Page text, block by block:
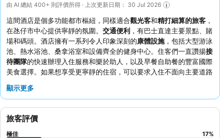
由 AI 總結 400+ 則評價所得 · 上次更新日期： 30 Jul 2026
這間酒店是個多功能都市樞紐，同樣適合觀光客和精打細算的旅客 ，
在氹仔市中心提供寧靜的氛圍。 交通便利 ，有巴士直達主要景點、賭
場和碼頭。酒店擁有一系列令人印象深刻的康體設施，包括大型游泳
池、熱水浴池、桑拿浴室和設備齊全的健身中心。住客們一直讚揚接
待團隊的快速辦理入住服務和樂於助人，以及早餐自助餐的豐富國際
美食選擇。如果想享受更寧靜的住宿，可以要求入住不面向主要道路
顯示更多
旅客評價
極佳 17%